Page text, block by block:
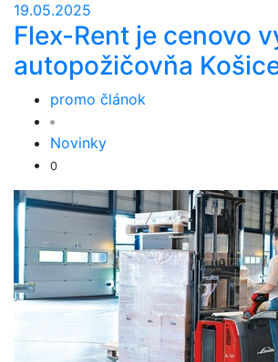
19.05.2025
Flex-Rent je cenovo
autopožičovňa
promo článok
Novinky
0